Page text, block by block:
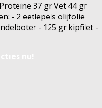
37 gr Vet 44 gr
- 2 eetlepels olijfolie
- 125 gr kipfilet -